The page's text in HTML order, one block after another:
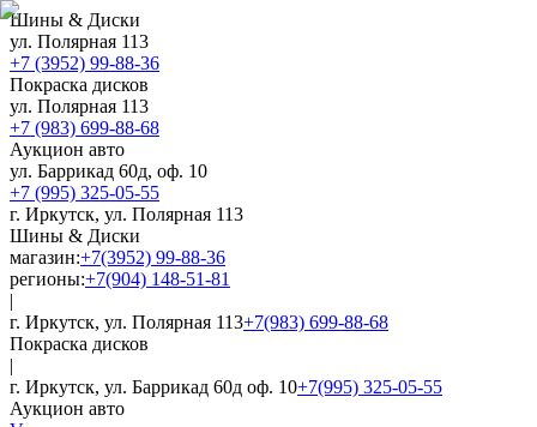
Шины & Диски
ул. Полярная 113
+7 (3952) 99-88-36
Покраска дисков
ул. Полярная 113
+7 (983) 699-88-68
Аукцион авто
ул. Баррикад 60д, оф. 10
+7 (995) 325-05-55
г. Иркутск, ул. Полярная 113
Шины & Диски
магазин:+7(3952) 99-88-36
регионы:+7(904) 148-51-81
|
г. Иркутск, ул. Полярная 113+7(983) 699-88-68
Покраска дисков
|
г. Иркутск, ул. Баррикад 60д оф. 10+7(995) 325-05-55
Аукцион авто